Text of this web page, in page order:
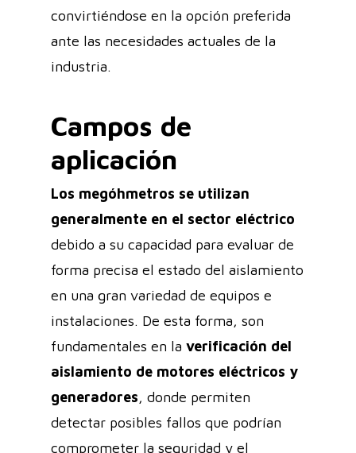
convirtiéndose en la opción preferida
ante las necesidades actuales de la
industria.
Campos de
aplicación
Los megóhmetros se utilizan
generalmente en el sector eléctrico
debido a su capacidad para evaluar de
forma precisa el estado del aislamiento
en una gran variedad de equipos e
instalaciones. De esta forma, son
fundamentales en la verificación del
aislamiento de motores eléctricos y
generadores, donde permiten
detectar posibles fallos que podrían
comprometer la seguridad y el